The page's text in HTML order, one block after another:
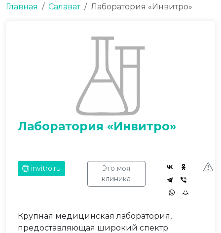
Главная Салават Лаборатория «Инвитро»
Лаборатория «Инвитро»
invitro.ru
Это моя
клиника
Крупная медицинская лаборатория,
предоставляющая широкий спектр